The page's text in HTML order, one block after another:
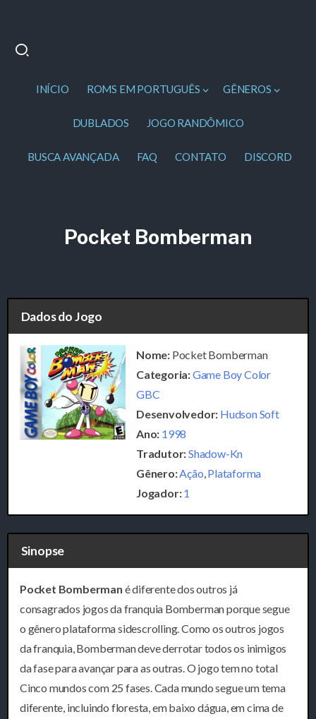
INÍCIO ROMS EM PORTUGUÊS GÊNEROS
DUBLADOS JOGO RANDÔMICO
BUSCA AVANÇADA FAQ CONTATO DISCORD
Pocket Bomberman
Dados do Jogo
Nome: Pocket Bomberman
Categoria:Game Boy Color
GBC
Desenvolvedor: Hudson Soft
Ano: 1998
Tradutor:Shadow-Kn
Gênero:Ação Plataforma
Jogador:1
Sinopse
Pocket Bomberman é diferente dos outros já
consagrados jogos da franquia Bomberman porque segue
o gênero plataforma sidescrolling. Como os outros jogos
da franquia, Bomberman deve derrotar todos os inimigos
da fase para avançar para as outras. O jogo tem no total
Cinco mundos com 25 fases. Cada mundo segue um tema
diferente, incluindo floresta, em baixo dágua, em cima de